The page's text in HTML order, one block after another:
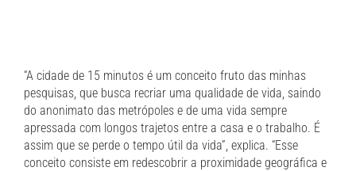
“A cidade de 15 minutos é um conceito fruto das minhas
pesquisas, que busca recriar uma qualidade de vida, saindo
do anonimato das metrópoles e de uma vida sempre
apressada com longos trajetos entre a casa e o trabalho. É
assim que se perde o tempo útil da vida”, explica. “Esse
conceito consiste em redescobrir a proximidade geográfica e